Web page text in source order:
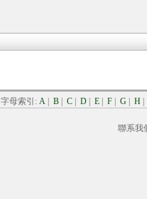
字母索引: A B C D E F G H
聯系我